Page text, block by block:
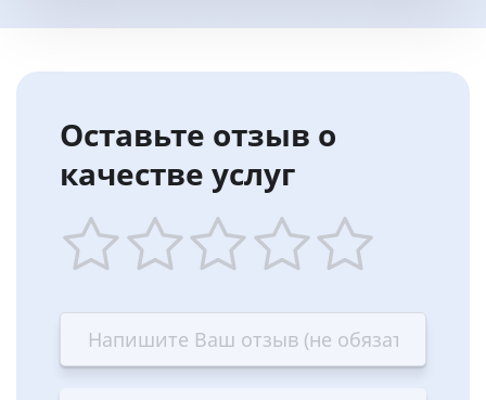
Оставьте отзыв о
качестве услуг
star
Terrible
stars
—
Bad
stars
—
OK
stars
—
Good
stars
—
Excellent